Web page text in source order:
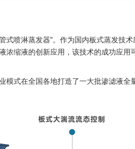
式喷淋蒸发器”。作为国内板式蒸发
缩液的创新应用，该技术的成功应
式在全国各地打造了一大批渗滤液